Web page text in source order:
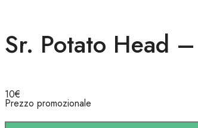
Sr. Potato Head
10€
Prezzo promozionale